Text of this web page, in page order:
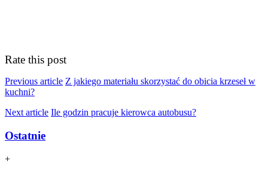
Rate this post
Previous article Z jakiego materiału skorzystać do obicia krzeseł w
kuchni?
Next article Ile godzin pracuje kierowca autobusu?
Ostatnie
+